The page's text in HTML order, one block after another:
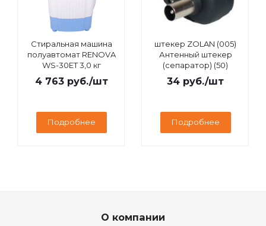
Стиральная машина
полуавтомат RENOVA
WS-30ET 3,0 кг
4 763руб./шт
Подробнее
штекер ZOLAN (005)
Антенный штекер
(сепаратор) (50)
34 руб./шт
Подробнее
О компании